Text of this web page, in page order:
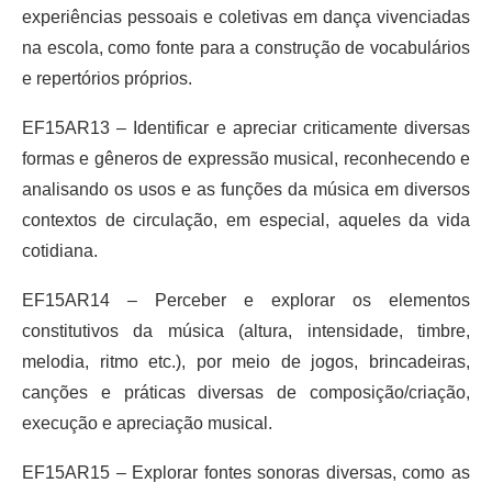
experiências pessoais e coletivas em dança vivenciadas
na escola, como fonte para a construção de vocabulários
e repertórios próprios.
EF15AR13 – Identificar e apreciar criticamente diversas
formas e gêneros de expressão musical, reconhecendo e
analisando os usos e as funções da música em diversos
contextos de circulação, em especial, aqueles da vida
cotidiana.
EF15AR14 – Perceber e explorar os elementos
constitutivos da música (altura, intensidade, timbre,
melodia, ritmo etc.), por meio de jogos, brincadeiras,
canções e práticas diversas de composição/criação,
execução e apreciação musical.
EF15AR15 – Explorar fontes sonoras diversas, como as